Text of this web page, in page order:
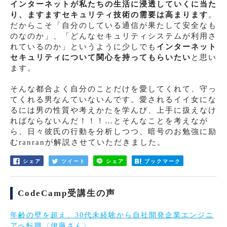
インターネットが私たちの生活に浸透していくに当た
り、ますますセキュリティ技術の需要は高まります 。
だからこそ「自分のしている通信が果たして安全なも
のなのか」、「どんなセキュリティシステムが利用さ
れているのか」というように少しでも インターネット
セキュリティについて関心を持ってもらいたい と思い
ます。
そんな都合よく自分のことだけを愛してくれて、守っ
てくれる男なんていないんです。愛されるイイ女にな
るには男の性質や考えかたを学んび、上手に扱えなけ
ればならないんだ！！！…とそんなことを考えなが
ら、日々彼氏の行動を分析しつつ、暗号のお勉強に励
むranranが解説させていただきました。
シェア ツイート シェア ブックマーク
CodeCamp受講生の声
年齢の壁を超え、30代未経験から自社開発企業エンジニ